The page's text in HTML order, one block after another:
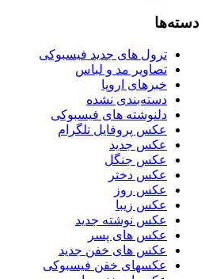
دسته‌ها
ترول های جدید فیسبوکی
تصاویر مد و لباس
خبرهای اروپا
دسته‌بندی نشده
دلنوشته های فیسبوکی
عکس پروفایل تلگرام
عکس جدید
عکس جنگل
عکس دختر
عکس روز
عکس زیبا
عکس نوشته جدید
عکس های پسر
عکس های خفن جدید
عکسهای خفن فیسبوکی